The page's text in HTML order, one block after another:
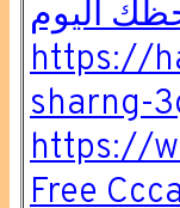
اليوم
https://
sharng-
https://
Free